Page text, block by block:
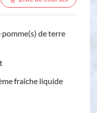
pomme(s) de terre
fraîche liquide